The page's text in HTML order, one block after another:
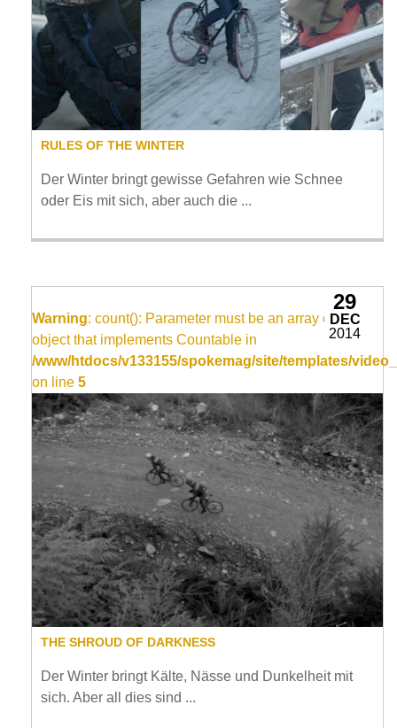
RULES OF THE WINTER
Der Winter bringt gewisse Gefahren wie Schnee
oder Eis mit sich, aber auch die ...
Warning: count(): Parameter must be an array or an
object that implements Countable in
/www/htdocs/v133155/spokemag/site/templates/
on line 5
THE SHROUD OF DARKNESS
Der Winter bringt Kälte, Nässe und Dunkelheit mit
sich. Aber all dies sind ...
29
DEC
2014